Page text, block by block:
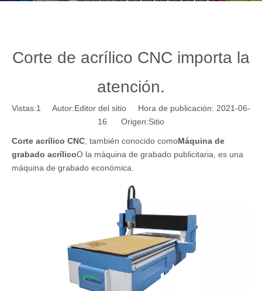
Corte de acrílico CNC importa la
atención.
Vistas:1
Autor:Editor del sitio Hora de publicación: 2021-06-
16 Origen:Sitio
Corte acrílico CNC , también conocido comoMáquina de
grabado acrílicoO la máquina de grabado publicitaria, es una
máquina de grabado económica.